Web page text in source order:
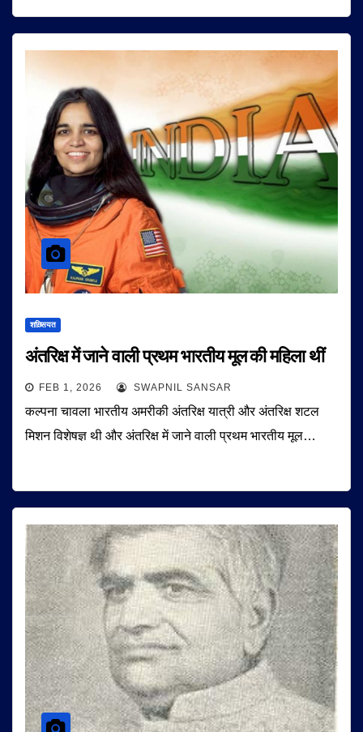
शख़्सियत
अंतरिक्ष में जाने वाली प्रथम भारतीय मूल की महिला थीं
FEB 1, 2026 SWAPNIL SANSAR
कल्पना चावला भारतीय अमरीकी अंतरिक्ष यात्री और अंतरिक्ष शटल
मिशन विशेषज्ञ थी और अंतरिक्ष में जाने वाली प्रथम भारतीय मूल…